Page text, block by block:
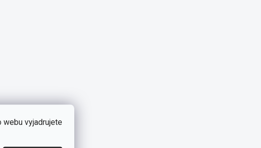
webu vyjadrujete